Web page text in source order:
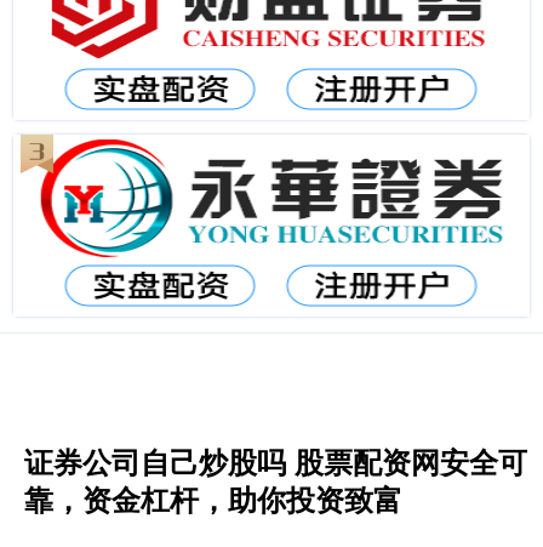
证券公司自己炒股吗 股票配资网安全可
靠，资金杠杆，助你投资致富